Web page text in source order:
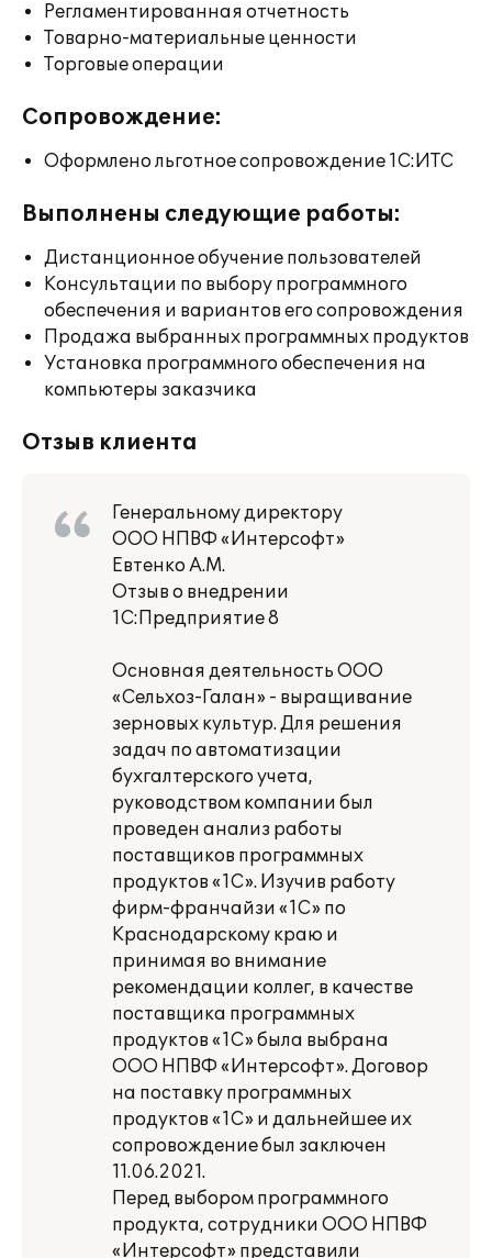
Регламентированная отчетность
Товарно-материальные ценности
Торговые операции
Сопровождение:
Оформлено льготное сопровождение 1С:ИТС
Выполнены следующие работы:
Дистанционное обучение пользователей
Консультации по выбору программного
обеспечения и вариантов его сопровождения
Продажа выбранных программных продуктов
Установка программного обеспечения на
компьютеры заказчика
Отзыв клиента
Генеральному директору
ООО НПВФ «Интерсофт»
Евтенко А.М.
Отзыв о внедрении
1С:Предприятие 8
Основная деятельность ООО
«Сельхоз-Галан» - выращивание
зерновых культур. Для решения
задач по автоматизации
бухгалтерского учета,
руководством компании был
проведен анализ работы
поставщиков программных
продуктов «1С». Изучив работу
фирм-франчайзи «1С» по
Краснодарскому краю и
принимая во внимание
рекомендации коллег, в качестве
поставщика программных
продуктов «1С» была выбрана
ООО НПВФ «Интерсофт». Договор
на поставку программных
продуктов «1С» и дальнейшее их
сопровождение был заключен
11.06.2021.
Перед выбором программного
продукта, сотрудники ООО НПВФ
«Интерсофт» представили